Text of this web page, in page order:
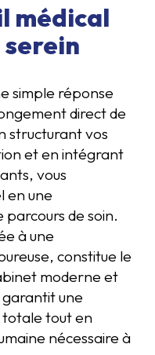
médical
simple réponse
direct de
structurant vos
et en intégrant
vous
en une
de soin.
à une
constitue le
moderne et
une
tout en
nécessaire à